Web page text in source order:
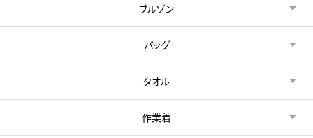
ブルゾン
バッグ
タオル
作業着